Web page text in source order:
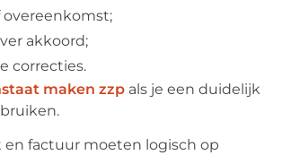
overeenkomst;
akkoord;
correcties.
maken zzp als je een duidelijk
en factuur moeten logisch op